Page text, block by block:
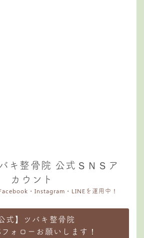
キ整骨院 公式ＳＮＳア
カウント
・Instagram・LINEを運用中！
式】ツバキ整骨院
ォローお願いします！